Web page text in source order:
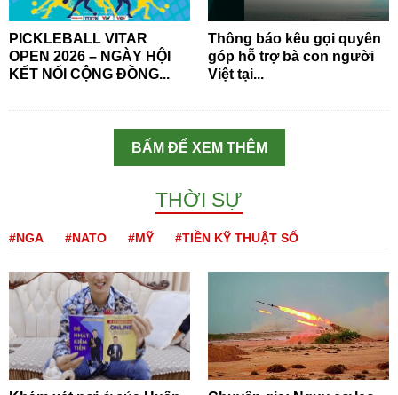
PICKLEBALL VITAR
OPEN 2026 – NGÀY HỘI
KẾT NỐI CỘNG ĐỒNG...
Thông báo kêu gọi quyên
góp hỗ trợ bà con người
Việt tại...
BẤM ĐỂ XEM THÊM
THỜI SỰ
#NGA #NATO #MỸ #TIỀN KỸ THUẬT SỐ